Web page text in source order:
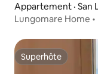
Appartement · San
Lungomare Home •
Superhôte
Superhôte